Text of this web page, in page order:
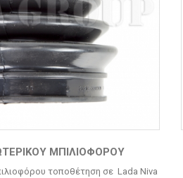
ΜΠΙΛΙΟΦΌΡΟΥ
τοποθέτηση σε Lada Niva